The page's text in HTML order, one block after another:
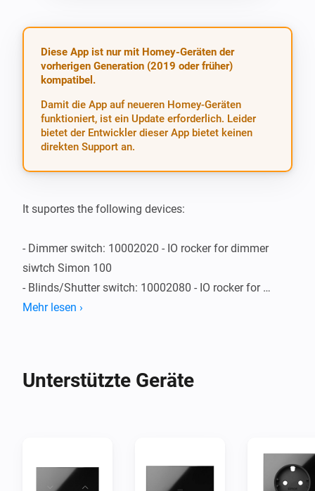
Diese App ist nur mit Homey-Geräten der
vorherigen Generation (2019 oder früher)
kompatibel.
Damit die App auf neueren Homey-Geräten
funktioniert, ist ein Update erforderlich. Leider
bietet der Entwickler dieser App bietet keinen
direkten Support an.
It suportes the following devices:
- Dimmer switch: 10002020 - IO rocker for dimmer
siwtch Simon 100
- Blinds/Shutter switch: 10002080 - IO rocker for
blinds switch Simon 100
Mehr lesen ›
Unterstützte Geräte